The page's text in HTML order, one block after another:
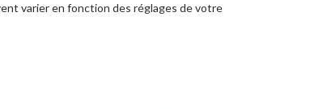
varier en fonction des réglages de votre